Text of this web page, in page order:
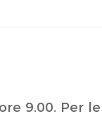
9.00. Per